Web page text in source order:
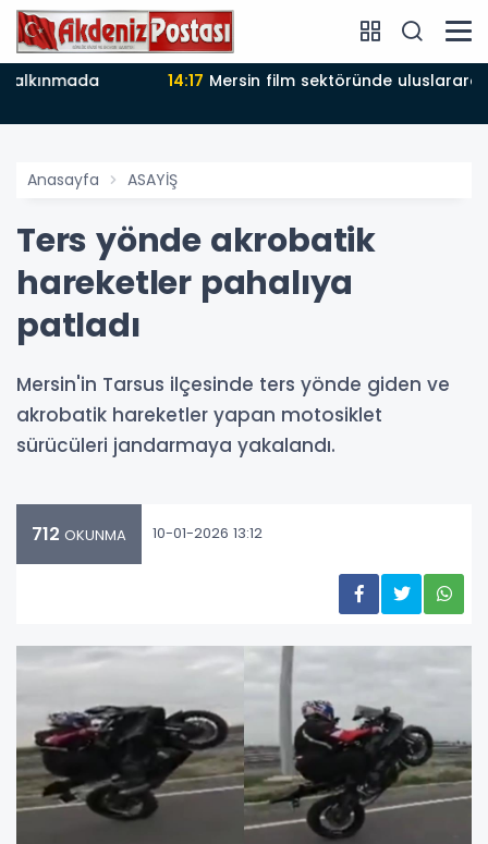
14:17 Mersin film sektöründe uluslararası vitrine çıktı
Anasayfa ASAYİŞ
Ters yönde akrobatik
hareketler pahalıya
patladı
Mersin'in Tarsus ilçesinde ters yönde giden ve
akrobatik hareketler yapan motosiklet
sürücüleri jandarmaya yakalandı.
712 OKUNMA 10-01-2026 13:12